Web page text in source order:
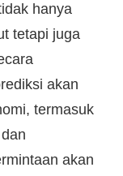
hanya
tetapi juga
akan
termasuk
akan